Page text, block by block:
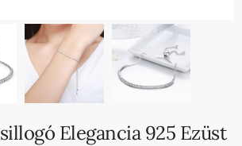
Elegancia 925 Ezüst